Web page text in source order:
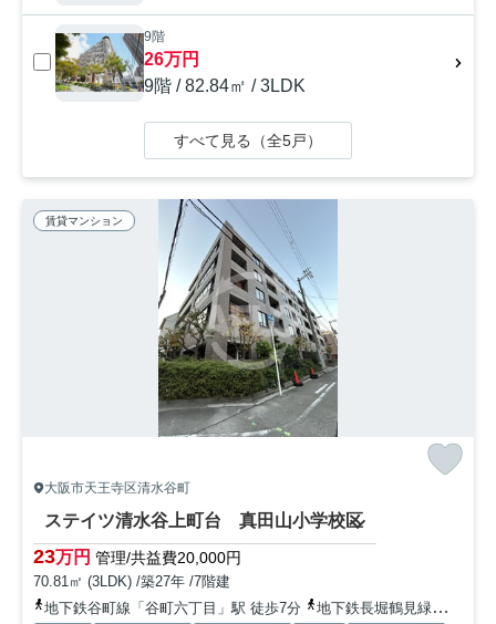
9階
26万円
9階 / 82.84㎡ / 3LDK
すべて見る（全5戸）
賃貸マンション
大阪市天王寺区清水谷町
ステイツ清水谷上町台 真田山小学校区
23万円 管理/共益費20,000円
70.81㎡ (3LDK) /築27年 /7階建
地下鉄谷町線「谷町六丁目」駅 徒歩7分
地下鉄長堀鶴見緑地「松屋町」駅 徒歩13分